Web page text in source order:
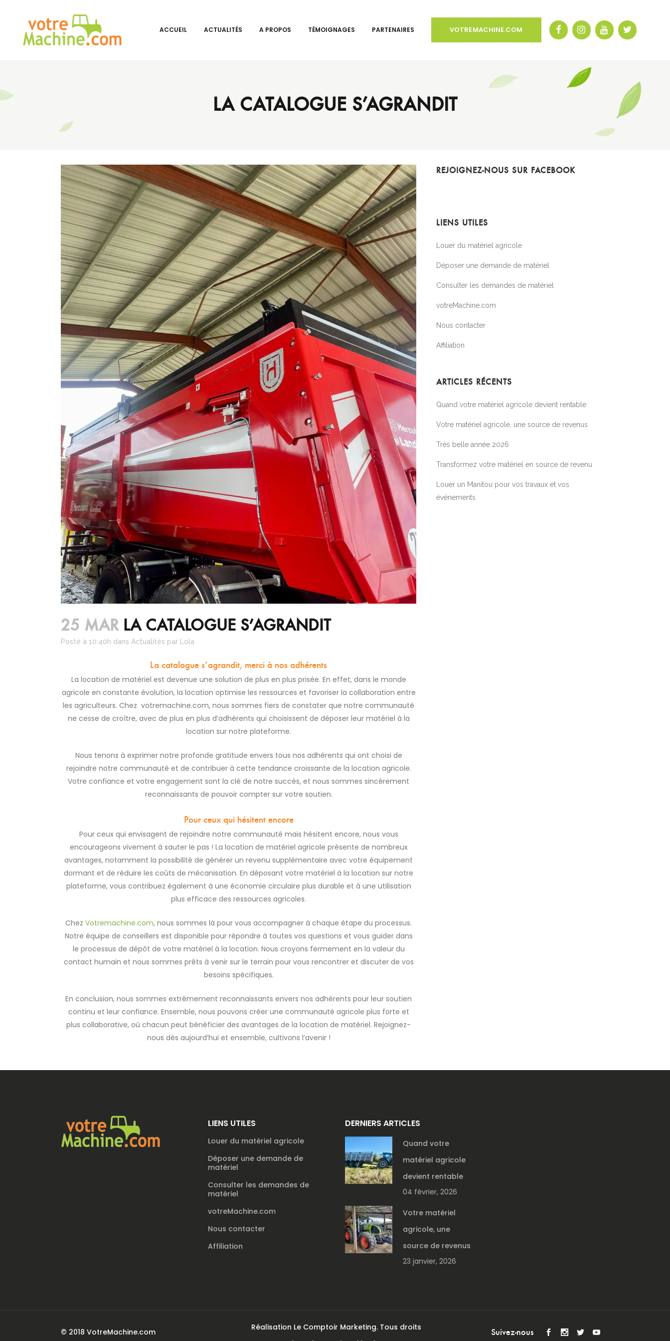
VOTREMACHINE.COM
ACCUEIL ACTUALITÉS A PROPOS TÉMOIGNAGES PARTENAIRES
LA CATALOGUE S’AGRANDIT
25 MARLA CATALOGUE S’AGRANDIT
Posté à 10:40h dans Actualités par Lola
La catalogue s’agrandit, merci à nos adhérents
La location de matériel est devenue une solution de plus en plus prisée. En effet, dans le monde
agricole en constante évolution, la location optimise les ressources et favoriser la collaboration entre
les agriculteurs. Chez votremachine.com, nous sommes fiers de constater que notre communauté
ne cesse de croître, avec de plus en plus d’adhérents qui choisissent de déposer leur matériel à la
location sur notre plateforme.
Nous tenons à exprimer notre profonde gratitude envers tous nos adhérents qui ont choisi de
rejoindre notre communauté et de contribuer à cette tendance croissante de la location agricole.
Votre confiance et votre engagement sont la clé de notre succès, et nous sommes sincèrement
reconnaissants de pouvoir compter sur votre soutien.
Pour ceux qui hésitent encore
Pour ceux qui envisagent de rejoindre notre communauté mais hésitent encore, nous vous
encourageons vivement à sauter le pas ! La location de matériel agricole présente de nombreux
avantages, notamment la possibilité de générer un revenu supplémentaire avec votre équipement
dormant et de réduire les coûts de mécanisation. En déposant votre matériel à la location sur notre
plateforme, vous contribuez également à une économie circulaire plus durable et à une utilisation
plus efficace des ressources agricoles.
ChezVotremachine.com, nous sommes là pour vous accompagner à chaque étape du processus.
Notre équipe de conseillers est disponible pour répondre à toutes vos questions et vous guider dans
le processus de dépôt de votre matériel à la location. Nous croyons fermement en la valeur du
contact humain et nous sommes prêts à venir sur le terrain pour vous rencontrer et discuter de vos
besoins spécifiques.
En conclusion, nous sommes extrêmement reconnaissants envers nos adhérents pour leur soutien
continu et leur confiance. Ensemble, nous pouvons créer une communauté agricole plus forte et
plus collaborative, où chacun peut bénéficier des avantages de la location de matériel. Rejoignez-
nous dès aujourd’hui et ensemble, cultivons l’avenir !
REJOIGNEZ-NOUS SUR FACEBOOK
LIENS UTILES
Louer du matériel agricole
Déposer une demande de matériel
Consulter les demandes de matériel
votreMachine.com
Nous contacter
Affiliation
ARTICLES RÉCENTS
Quand votre matériel agricole devient rentable
Votre matériel agricole, une source de revenus
Très belle année 2026
Transformez votre matériel en source de revenu
Louer un Manitou pour vos travaux et vos
événements
LIENS UTILES
Louer du matériel agricole
Déposer une demande de
matériel
Consulter les demandes de
matériel
votreMachine.com
Nous contacter
Affiliation
DERNIERS ARTICLES
Quand votre
matériel agricole
devient rentable
04 février, 2026
Votre matériel
agricole, une
source de revenus
23 janvier, 2026
© 2018 VotreMachine.com Réalisation Le Comptoir Marketing. Tous droits
Suivez-nous